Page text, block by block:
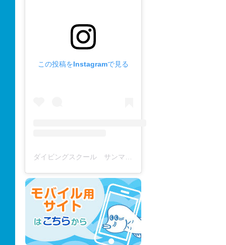
この投稿をInstagramで見る
ダイビングスクール サンマーレ / diving school(@diving_school_sanmare)がシェアした投稿